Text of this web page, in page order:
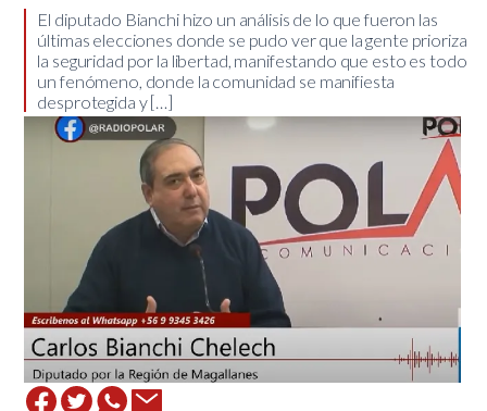
El diputado Bianchi hizo un análisis de lo que fueron las
últimas elecciones donde se pudo ver que la gente prioriza
la seguridad por la libertad, manifestando que esto es todo
un fenómeno, donde la comunidad se manifiesta
desprotegida y […]